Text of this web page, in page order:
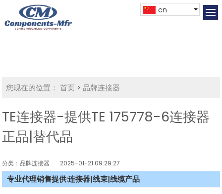
cn
您现在的位置： 首页 >品牌连接器
TE连接器-提供TE 175778-6连接器
正品|替代品
分类：品牌连接器 2025-01-21 09:29:27
专业代理销售提供:连接器|线束|线缆产品